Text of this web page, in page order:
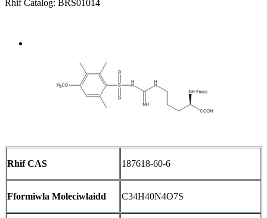
Rhif Catalog: BRS01014
Rhif CAS 187618-60-6
Fformiwla Moleciwlaidd C34H40N4O7S